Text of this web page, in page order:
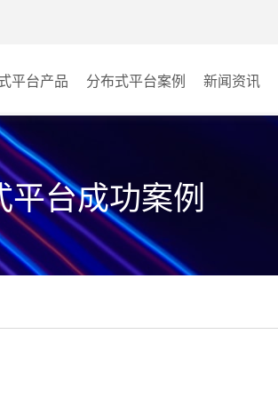
平台产品
分布式系统
席管理系统
分布式平台案例
报告厅
监控中心
城市大脑
新闻资讯
平台成功案例